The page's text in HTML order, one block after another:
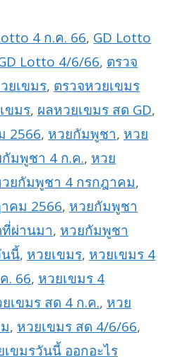
4 ก.ค. 66, GD Lotto
Lotto 4/6/66, ตรวจ
ยเขมร, ตรวจหวยเขมร
ขมร, ผลหวยเขมร สด GD,
2566, หวยกัมพูชา, หวย
มพูชา 4 ก.ค., หวย
ยกัมพูชา 4 กรกฎาคม,
คม 2566, หวยกัมพูชา
ผ่านมา, หวยกัมพูชา
นี้, หวยเขมร, หวยเขมร 4
. 66, หวยเขมร 4
เขมร สด 4 ก.ค., หวย
, หวยเขมร สด 4/6/66,
เขมรวันนี้ ออกอะไร